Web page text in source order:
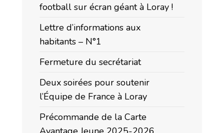
football sur écran géant à Loray !
Lettre d’informations aux
habitants – N°1
Fermeture du secrétariat
Deux soirées pour soutenir
l’Équipe de France à Loray
Précommande de la Carte